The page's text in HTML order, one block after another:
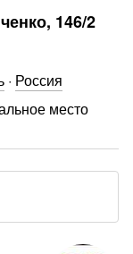
146/2
· Россия
место